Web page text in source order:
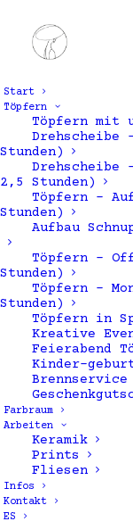
Start
Töpfern
Töpfern mit
Drehscheibe
Stunden)
2,5 Stunden)
Töpfern –
Stunden)
Aufbau
Töpfern –
Stunden)
Töpfern –
Stunden)
Töpfern in
Kreative
Feierabend
Kinder-
Brennservice
Farbraum
Arbeiten
Keramik
Prints
Fliesen
Infos
Kontakt
ES